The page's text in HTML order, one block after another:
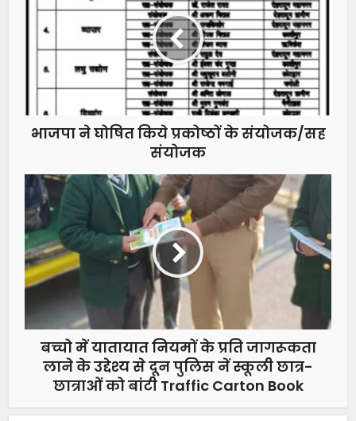
भाजपा ने घोषित किये प्रकोष्ठों के संयोजक/सह
संयोजक
बच्चो में यातायात नियमों के प्रति जागरूकता
लाने के उद्देश्य से दून पुलिस नें स्कूली छात्र-
छात्राओं को बांटी Traffic Carton Book